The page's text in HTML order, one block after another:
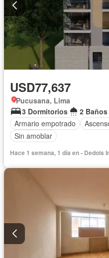
USD77,637
Pucusana, Lima
3 Dormitorios
2 Baños
Armario empotrado
Sin amoblar
Hace 1 semana, 1 día en - Dedois